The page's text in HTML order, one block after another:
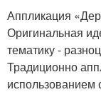
Аппликация
Оригинальная
тематику -
Традиционно
использованием